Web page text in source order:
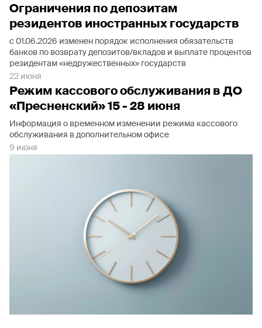
Ограничения по депозитам
резидентов иностранных государств
с 01.06.2026 изменен порядок исполнения обязательств
банков по возврату депозитов/вкладов и выплате процентов
резидентам «недружественных» государств
22 июня
Режим кассового обслуживания в ДО
«Пресненский» 15 - 28 июня
Информация о временном изменении режима кассового
обслуживания в дополнительном офисе
9 июня